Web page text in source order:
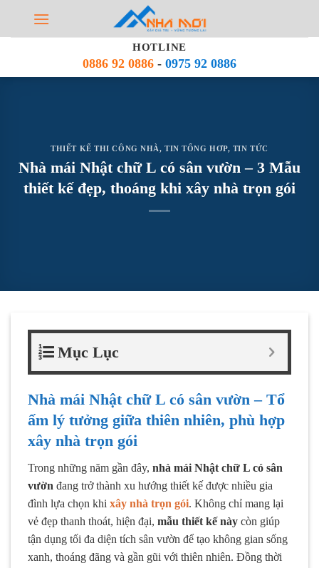
HOTLINE
0886 92 0886 - 0975 92 0886
THIẾT KẾ THI CÔNG NHÀ,TIN TỔNG HƠP, TIN TỨC
Nhà mái Nhật chữ L có sân vườn – 3 Mẫu
thiết kế đẹp, thoáng khi xây nhà trọn gói
Mục Lục
Nhà mái Nhật chữ L có sân vườn – Tổ
ấm lý tưởng giữa thiên nhiên, phù hợp
xây nhà trọn gói
Trong những năm gần đây, nhà mái Nhật chữ L có sân
vườn đang trở thành xu hướng thiết kế được nhiều gia
đình lựa chọn khi xây nhà trọn gói. Không chỉ mang lại
vẻ đẹp thanh thoát, hiện đại, mẫu thiết kế này còn giúp
tận dụng tối đa diện tích sân vườn để tạo không gian sống
xanh, thoáng đãng và gần gũi với thiên nhiên. Đồng thời